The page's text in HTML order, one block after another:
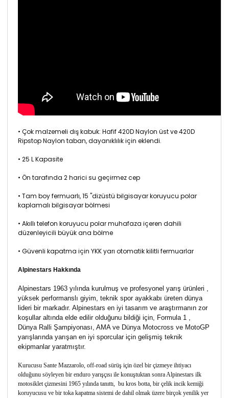
• Çok malzemeli dış kabuk: Hafif 420D Naylon üst ve 420D
Ripstop Naylon taban, dayanıklılık için eklendi.
• 25 L Kapasite
• Ön tarafında 2 harici su geçirmez cep
• Tam boy fermuarlı, 15 "dizüstü bilgisayar koruyucu polar
kaplamalı bilgisayar bölmesi
• Akıllı telefon koruyucu polar muhafaza içeren dahili
düzenleyicili büyük ana bölme
• Güvenli kapatma için YKK yarı otomatik kilitli fermuarlar
Alpinestars Hakkında
Alpinestars 1963 yılında kurulmuş ve profesyonel yarış ürünleri ,
yüksek performanslı giyim, teknik spor ayakkabı üreten dünya
lideri bir markadır. Alpinestars en iyi tasarım ve araştırmanın zor
koşullar altında elde edilir olduğunu bildiği için, Formula 1 ,
Dünya Ralli Şampiyonası, AMA ve Dünya Motocross ve MotoGP
yarışlarında yarışan en iyi sporcular için gelişmiş teknik
ekipmanlar yaratmıştır.
Kurucusu Sante Mazzarolo, off-road sürüş için özel bir çizmeye ihtiyacı
olduğunu söyleyen bir enduro yarışçısı ile konuştuktan sonra Alpinestars ilk
motosiklet çizmesini 1965 yılında tanıttı, bu kros botta, bir çelik incik kemiği
koruyucusu ve bir toka kapatma sistemi de dahil olmak üzere birçok yenilik yer